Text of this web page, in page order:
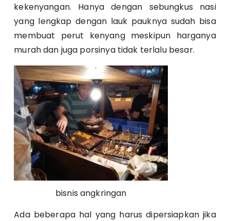
kekenyangan. Hanya dengan sebungkus nasi
yang lengkap dengan lauk pauknya sudah bisa
membuat perut kenyang meskipun harganya
murah dan juga porsinya tidak terlalu besar.
bisnis angkringan
Ada beberapa hal yang harus dipersiapkan jika